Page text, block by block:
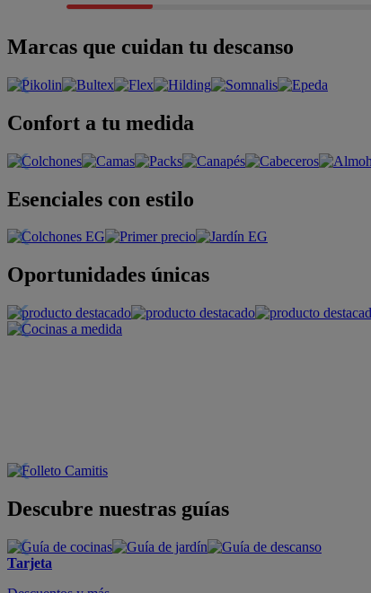
Marcas que cuidan tu descanso
Confort a tu medida
Esenciales con estilo
Oportunidades únicas
Descubre nuestras guías
Tarjeta